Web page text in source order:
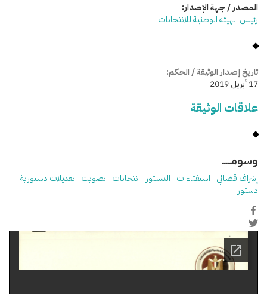
المصدر / جهة الإصدار:
رئيس الهيئة الوطنية للانتخابات
تاريخ إصدار الوثيقة / الحكم:
17 أبريل 2019
علاقات الوثيقة
وسومـــــ
إشراف قضائي استفتاءات الدستور انتخابات تصويت تعديلات دستورية
دستور